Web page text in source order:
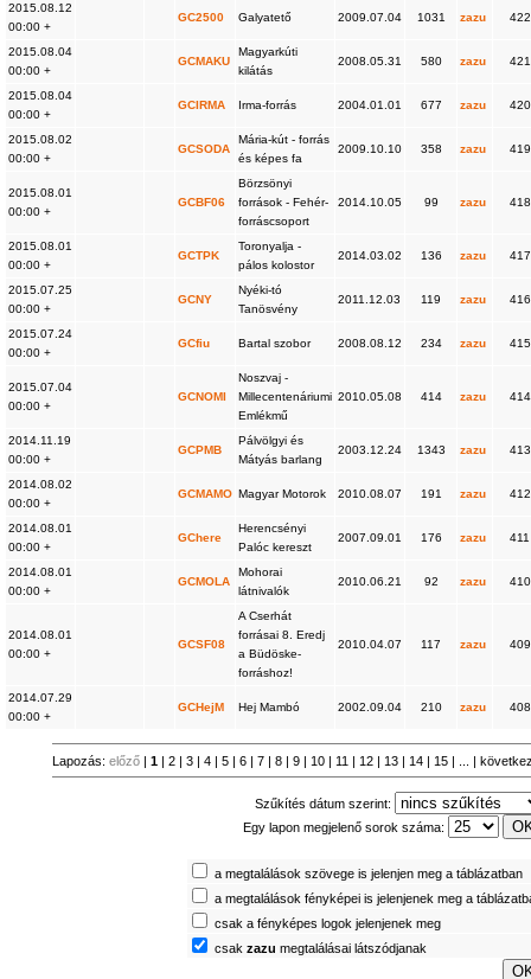
2015.08.12
00:00 +
GC2500 Galyatető 2009.07.04 1031 zazu 422
2015.08.04
00:00 +
GCMAKU
Magyarkúti
kilátás
2008.05.31 580 zazu 421
2015.08.04
00:00 +
GCIRMA Irma-forrás 2004.01.01 677 zazu 420
2015.08.02
00:00 +
GCSODA
Mária-kút - forrás
és képes fa
2009.10.10 358 zazu 419
2015.08.01
00:00 +
GCBF06
Börzsönyi
források - Fehér-
forráscsoport
2014.10.05 99 zazu 418
2015.08.01
00:00 +
GCTPK
Toronyalja -
pálos kolostor
2014.03.02 136 zazu 417
2015.07.25
00:00 +
GCNY
Nyéki-tó
Tanösvény
2011.12.03 119 zazu 416
2015.07.24
00:00 +
GCfiu Bartal szobor 2008.08.12 234 zazu 415
2015.07.04
00:00 +
GCNOMI
Noszvaj -
Millecentenáriumi
Emlékmű
2010.05.08 414 zazu 414
2014.11.19
00:00 +
GCPMB
Pálvölgyi és
Mátyás barlang
2003.12.24 1343 zazu 413
2014.08.02
00:00 +
GCMAMO Magyar Motorok 2010.08.07 191 zazu 412
2014.08.01
00:00 +
GChere
Herencsényi
Palóc kereszt
2007.09.01 176 zazu 411
2014.08.01
00:00 +
GCMOLA
Mohorai
látnivalók
2010.06.21 92 zazu 410
2014.08.01
00:00 +
GCSF08
A Cserhát
forrásai 8. Eredj
a Büdöske-
forráshoz!
2010.04.07 117 zazu 409
2014.07.29
00:00 +
GCHejM Hej Mambó 2002.09.04 210 zazu 408
Lapozás:előző |1 | 2 | 3 | 4 | 5 | 6 | 7 | 8 | 9 | 10 | 11 | 12 | 13 | 14 | 15 | ... |
Szűkítés dátum szerint:
Egy lapon megjelenő sorok száma:
a megtalálások szövege is jelenjen meg a táblázatban
a megtalálások fényképei is jelenjenek meg a
csak a fényképes logok jelenjenek meg
csakzazu megtalálásai látszódjanak